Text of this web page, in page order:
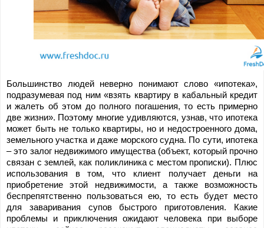
Большинство людей неверно понимают слово «ипотека»,
подразумевая под ним «взять квартиру в кабальный кредит
и жалеть об этом до полного погашения, то есть примерно
две жизни». Поэтому многие удивляются, узнав, что ипотека
может быть не только квартиры, но и недостроенного дома,
земельного участка и даже морского судна. По сути, ипотека
– это залог недвижимого имущества (объект, который прочно
связан с землей, как поликлиника с местом прописки). Плюс
использования в том, что клиент получает деньги на
приобретение этой недвижимости, а также возможность
беспрепятственно пользоваться ею, то есть будет место
для заваривания супов быстрого приготовления. Какие
проблемы и приключения ожидают человека при выборе